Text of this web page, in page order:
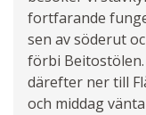
fortfarande
sen av söderut
förbi Beitostölen.
därefter ner till
och middag